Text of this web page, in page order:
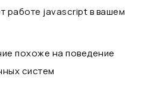
работе javascript в вашем
похоже на поведение
систем